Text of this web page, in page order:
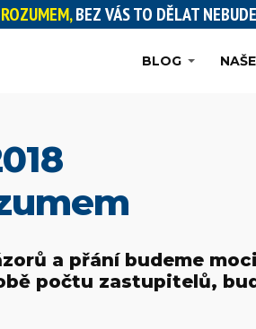
BEZ VÁS TO DĚLAT
BLOG
a přání budeme
počtu zastupitelů,